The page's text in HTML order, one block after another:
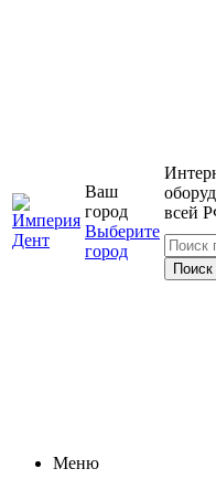
Ваш
город
Выберите
город
всей
Меню